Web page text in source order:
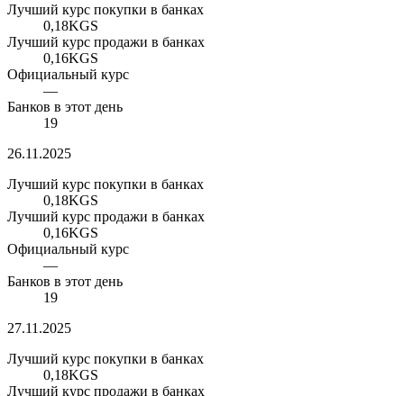
Лучший курс покупки в банках
0,18KGS
Лучший курс продажи в банках
0,16KGS
Официальный курс
—
Банков в этот день
19
26.11.2025
Лучший курс покупки в банках
0,18KGS
Лучший курс продажи в банках
0,16KGS
Официальный курс
—
Банков в этот день
19
27.11.2025
Лучший курс покупки в банках
0,18KGS
Лучший курс продажи в банках